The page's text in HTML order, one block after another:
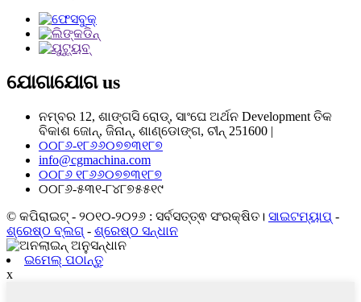
ଯୋଗାଯୋଗus
ନମ୍ବର 12, ଶାଙ୍ଗସି ରୋଡ୍, ସାଂଘେ ଅର୍ଥନ Development ତିକ
ବିକାଶ ଜୋନ୍, ଜିନାନ୍, ଶାଣ୍ଡୋଙ୍ଗ, ଚୀନ୍ 251600 |
୦୦୮୬-୧୮୬୬୦୭୭୩୧୮୭
info@cgmachina.com
୦୦୮୬ ୧୮୬୬୦୭୭୩୧୮୭
୦୦୮୬-୫୩୧-୮୪୮୭୫୫୧୯
© କପିରାଇଟ୍ - ୨୦୧୦-୨୦୨୬ : ସର୍ବସତ୍ତ୍ଵ ସଂରକ୍ଷିତ। ସାଇଟମ୍ୟାପ୍ -
ଶ୍ରେଷ୍ଠ ବ୍ଲଗ୍ - ଶ୍ରେଷ୍ଠ ସନ୍ଧାନ
ଇମେଲ୍ ପଠାନ୍ତୁ
x